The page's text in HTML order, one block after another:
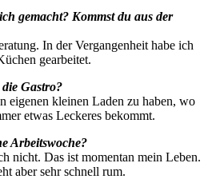
gemacht? Kommst du aus der
In der Vergangenheit habe ich
gearbeitet.
Gastro?
eigenen kleinen Laden zu haben, wo
etwas Leckeres bekommt.
Arbeitswoche?
nicht. Das ist momentan mein Leben.
aber sehr schnell rum.